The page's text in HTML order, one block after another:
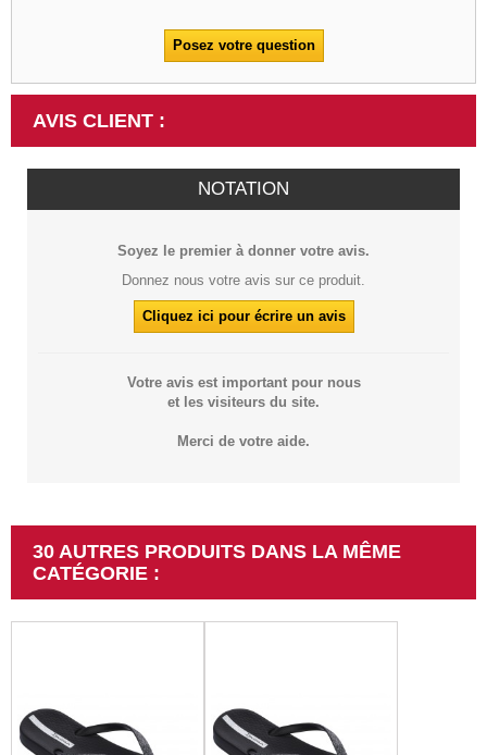
Posez votre question
AVIS CLIENT :
NOTATION
Soyez le premier à donner votre avis.
Donnez nous votre avis sur ce produit.
Cliquez ici pour écrire un avis
Votre avis est important pour nous
et les visiteurs du site.
Merci de votre aide.
30 AUTRES PRODUITS DANS LA MÊME
CATÉGORIE :